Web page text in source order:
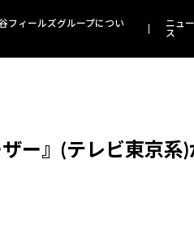
フィールズグループについ
ニュー
ス
ー』(テレビ東京系